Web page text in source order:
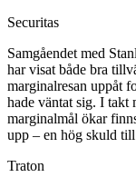
Securitas
Samgåendet med
har visat både bra
marginalresan uppåt
hade väntat sig. I takt
marginalmål ökar
upp – en hög skuld
Traton